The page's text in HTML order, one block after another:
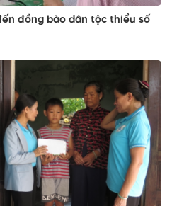
đồng bào dân tộc thiểu số